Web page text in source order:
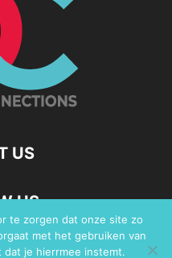
US
US
te zorgen dat onze site zo
met het gebruiken van
je hierrmee instemt.